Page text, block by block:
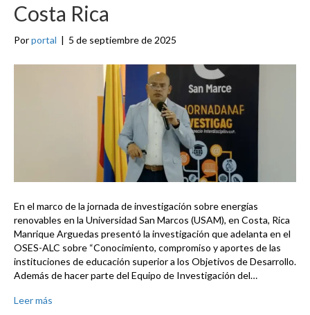
Costa Rica
Porportal | 5 de septiembre de 2025
En el marco de la jornada de investigación sobre energías
renovables en la Universidad San Marcos (USAM), en Costa, Rica
Manrique Arguedas presentó la investigación que adelanta en el
OSES-ALC sobre “Conocimiento, compromiso y aportes de las
instituciones de educación superior a los Objetivos de Desarrollo.
Además de hacer parte del Equipo de Investigación del…
Leer más